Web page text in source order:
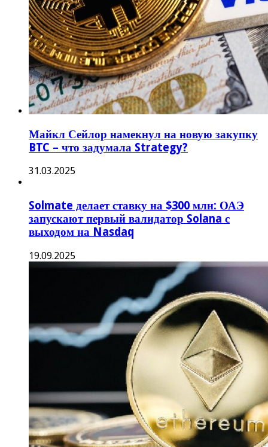
Майкл Сейлор намекнул на новую закупку
BTC – что задумала Strategy?
31.03.2025
Solmate делает ставку на $300 млн: ОАЭ
запускают первый валидатор Solana с
выходом на Nasdaq
19.09.2025